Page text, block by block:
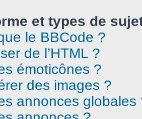
et types de
le BBCode ?
de l’HTML ?
émoticônes ?
des images ?
annonces globales